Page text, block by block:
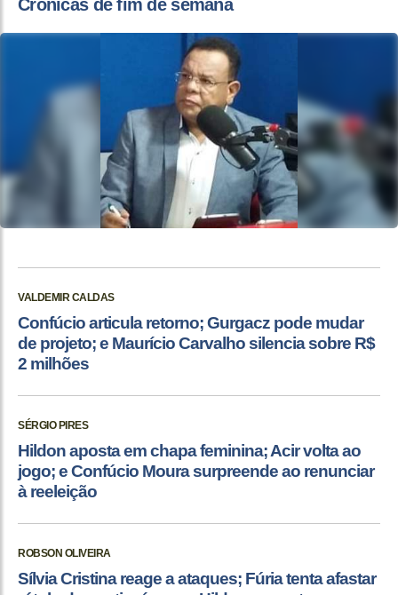
Crônicas de fim de semana
VALDEMIR CALDAS
Confúcio articula retorno; Gurgacz pode mudar
de projeto; e Maurício Carvalho silencia sobre R$
2 milhões
SÉRGIO PIRES
Hildon aposta em chapa feminina; Acir volta ao
jogo; e Confúcio Moura surpreende ao renunciar
à reeleição
ROBSON OLIVEIRA
Sílvia Cristina reage a ataques; Fúria tenta afastar